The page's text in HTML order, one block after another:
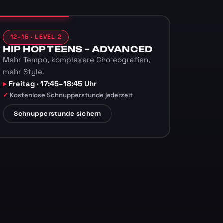
12–15 · LEVEL 2
HIP HOP TEENS – ADVANCED
Mehr Tempo, komplexere Choreografien,
mehr Style.
Freitag · 17:45–18:45 Uhr
Kostenlose Schnupperstunde jederzeit
Schnupperstunde sichern